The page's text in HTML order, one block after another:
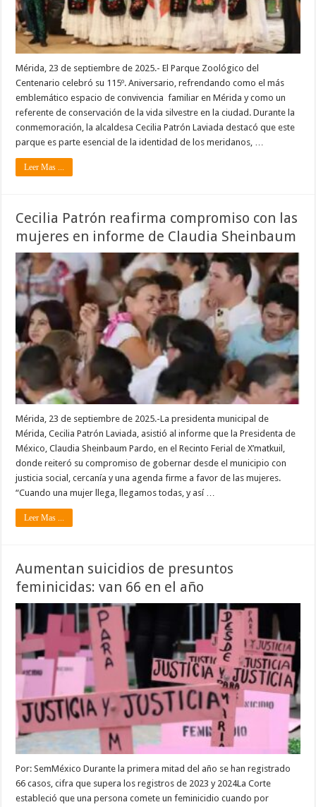
Mérida, 23 de septiembre de 2025.- El Parque Zoológico del
Centenario celebró su 115º. Aniversario, refrendando como el más
emblemático espacio de convivencia familiar en Mérida y como un
referente de conservación de la vida silvestre en la ciudad. Durante la
conmemoración, la alcaldesa Cecilia Patrón Laviada destacó que este
parque es parte esencial de la identidad de los meridanos, …
Leer Mas ...
Cecilia Patrón reafirma compromiso con las
mujeres en informe de Claudia Sheinbaum
Mérida, 23 de septiembre de 2025.-La presidenta municipal de
Mérida, Cecilia Patrón Laviada, asistió al informe que la Presidenta de
México, Claudia Sheinbaum Pardo, en el Recinto Ferial de X’matkuil,
donde reiteró su compromiso de gobernar desde el municipio con
justicia social, cercanía y una agenda firme a favor de las mujeres.
“Cuando una mujer llega, llegamos todas, y así …
Leer Mas ...
Aumentan suicidios de presuntos
feminicidas: van 66 en el año
Por: SemMéxico Durante la primera mitad del año se han registrado
66 casos, cifra que supera los registros de 2023 y 2024La Corte
estableció que una persona comete un feminicidio cuando por